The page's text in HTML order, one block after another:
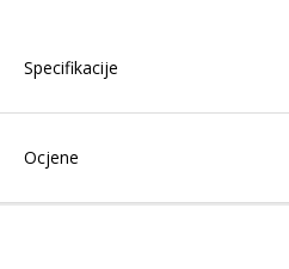
Specifikacije
Ocjene